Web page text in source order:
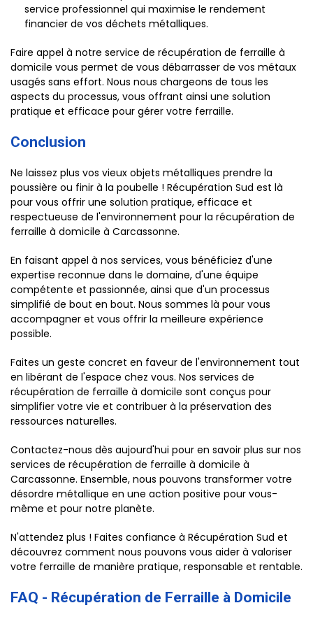
service professionnel qui maximise le rendement
financier de vos déchets métalliques.
Faire appel à notre service de récupération de ferraille à
domicile vous permet de vous débarrasser de vos métaux
usagés sans effort. Nous nous chargeons de tous les
aspects du processus, vous offrant ainsi une solution
pratique et efficace pour gérer votre ferraille.
Conclusion
Ne laissez plus vos vieux objets métalliques prendre la
poussière ou finir à la poubelle ! Récupération Sud est là
pour vous offrir une solution pratique, efficace et
respectueuse de l'environnement pour la récupération de
ferraille à domicile à Carcassonne.
En faisant appel à nos services, vous bénéficiez d'une
expertise reconnue dans le domaine, d'une équipe
compétente et passionnée, ainsi que d'un processus
simplifié de bout en bout. Nous sommes là pour vous
accompagner et vous offrir la meilleure expérience
possible.
Faites un geste concret en faveur de l'environnement tout
en libérant de l'espace chez vous. Nos services de
récupération de ferraille à domicile sont conçus pour
simplifier votre vie et contribuer à la préservation des
ressources naturelles.
Contactez-nous dès aujourd'hui pour en savoir plus sur nos
services de récupération de ferraille à domicile à
Carcassonne. Ensemble, nous pouvons transformer votre
désordre métallique en une action positive pour vous-
même et pour notre planète.
N'attendez plus ! Faites confiance à Récupération Sud et
découvrez comment nous pouvons vous aider à valoriser
votre ferraille de manière pratique, responsable et rentable.
FAQ - Récupération de Ferraille à Domicile